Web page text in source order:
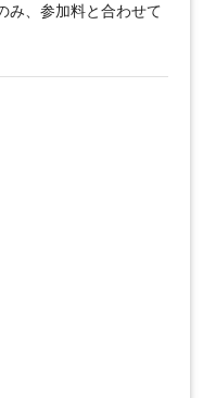
み、参加料と合わせて